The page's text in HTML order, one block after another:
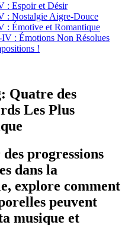
: Espoir et Désir
: Nostalgie Aigre-Douce
: Émotive et Romantique
: Émotions Non Résolues
!
Quatre des
Les Plus
progressions
dans la
explore comment
peuvent
musique et